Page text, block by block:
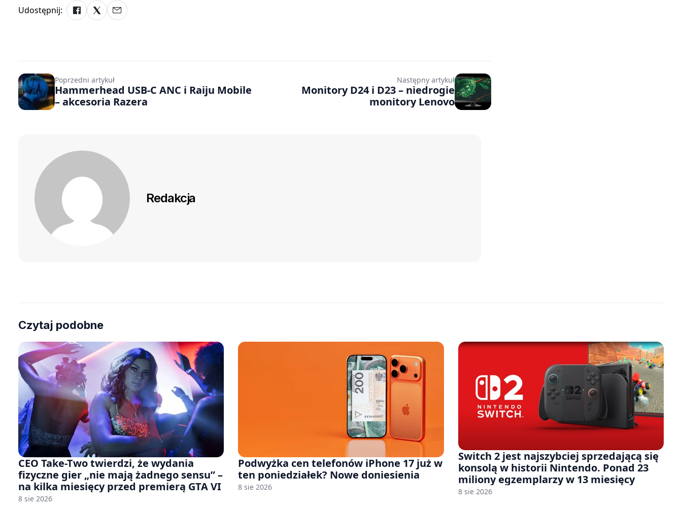
Udostępnij:
Poprzedni artykuł
Hammerhead USB-C ANC i Raiju Mobile
– akcesoria Razera
Następny artykuł
Monitory D24 i D23 – niedrogie
monitory Lenovo
Redakcja
Czytaj podobne
CEO Take-Two twierdzi, że wydania
fizyczne gier „nie mają żadnego sensu” –
na kilka miesięcy przed premierą GTA VI
8 sie 2026
Podwyżka cen telefonów iPhone 17 już w
ten poniedziałek? Nowe doniesienia
8 sie 2026
Switch 2 jest najszybciej sprzedającą się
konsolą w historii Nintendo. Ponad 23
miliony egzemplarzy w 13 miesięcy
8 sie 2026